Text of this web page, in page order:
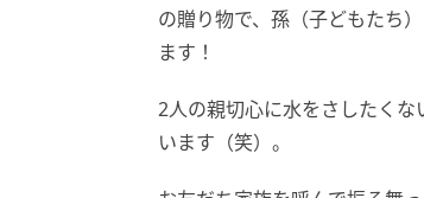
の贈り物で、孫（子どもたち
ます！
2人の親切心に水をさしたく
います（笑）。